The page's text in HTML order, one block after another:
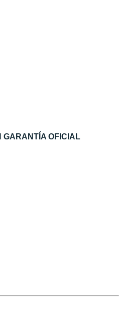
GARANTÍA OFICIAL